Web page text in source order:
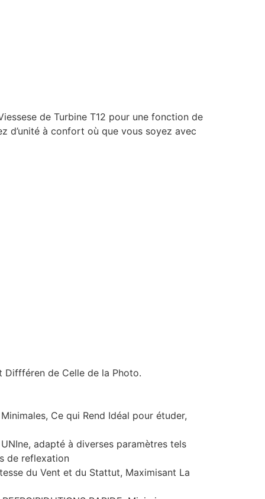
de Turbine T12 pour une fonction de
d’unité à confort où que vous soyez avec
Diffféren de Celle de la Photo.
Ce qui Rend Idéal pour étuder,
adapté à diverses paramètres tels
de reflexation
du Vent et du Stattut, Maximisant La